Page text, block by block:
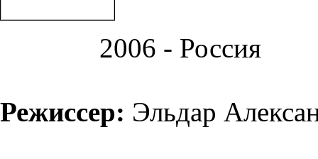
2006 - Россия
Режиссер: Эльдар